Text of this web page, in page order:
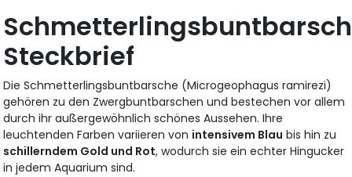
Steckbrief
Die Schmetterlingsbuntbarsche (Microgeophagus ramirezi)
gehören zu den Zwergbuntbarschen und bestechen vor allem
durch ihr außergewöhnlich schönes Aussehen. Ihre
leuchtenden Farben variieren von intensivem Blau bis hin zu
schillerndem Gold und Rot, wodurch sie ein echter Hingucker
in jedem Aquarium sind.